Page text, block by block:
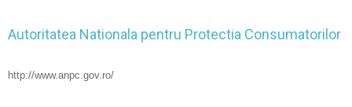
Autoritatea Nationala pentru Protectia Consumatorilor
http://www.anpc.gov.ro/